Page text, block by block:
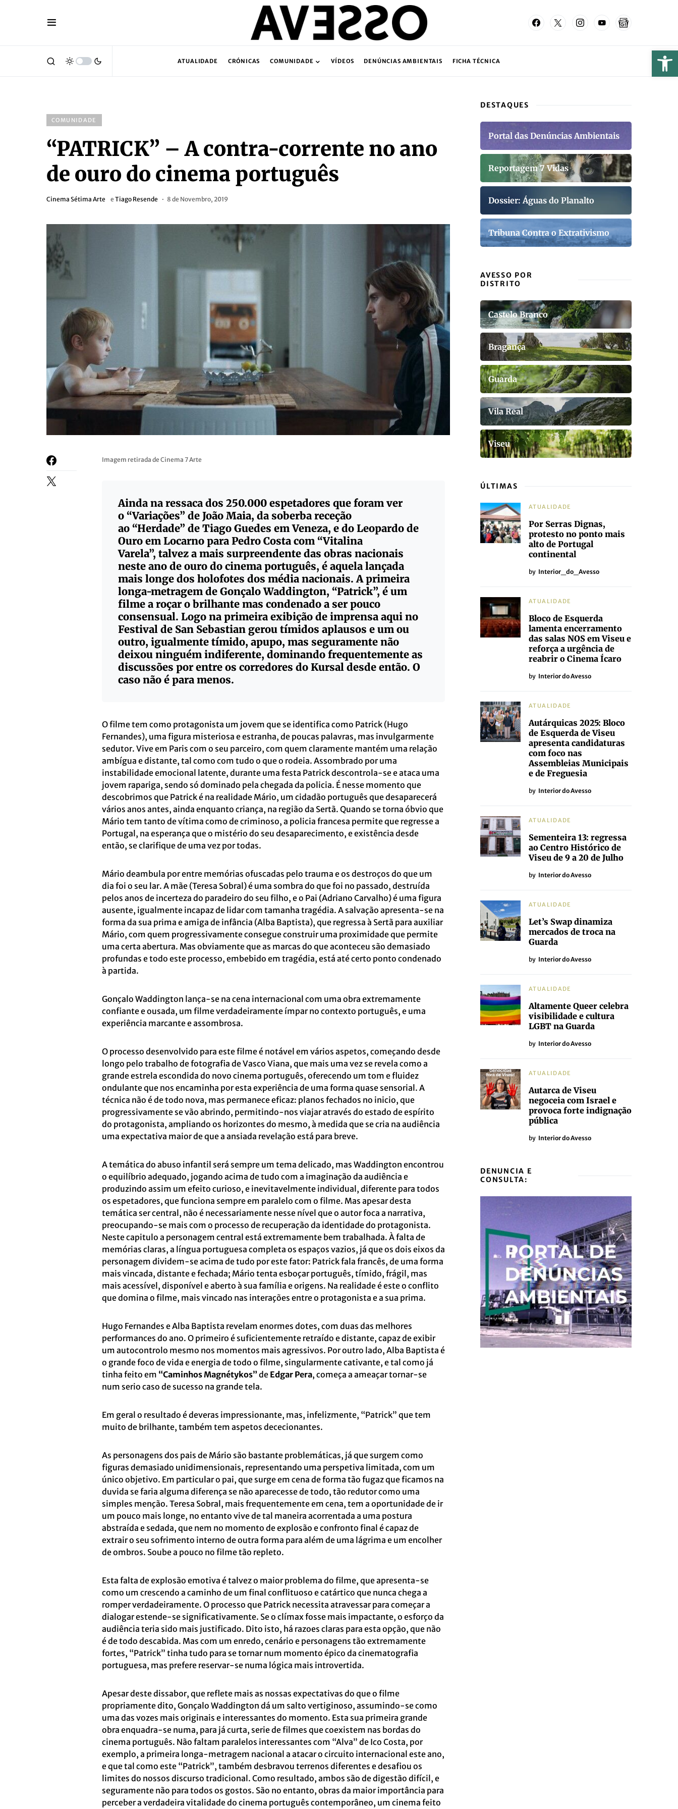
ATUALIDADE CRÓNICAS COMUNIDADE VÍDEOS DENÚNCIAS AMBIENTAIS FICHA TÉCNICA
COMUNIDADE
“PATRICK” – A contra-corrente no ano
de ouro do cinema português
Cinema Sétima Arte e Tiago Resende 8 de Novembro, 2019
Imagem retirada de Cinema 7 Arte
Ainda na ressaca dos 250.000 espetadores que foram ver
o “Variações” de João Maia, da soberba receção
ao “Herdade” de Tiago Guedes em Veneza, e do Leopardo de
Ouro em Locarno para Pedro Costa com “Vitalina
Varela”, talvez a mais surpreendente das obras nacionais
neste ano de ouro do cinema português, é aquela lançada
mais longe dos holofotes dos média nacionais. A primeira
longa-metragem de Gonçalo Waddington, “Patrick”, é um
filme a roçar o brilhante mas condenado a ser pouco
consensual. Logo na primeira exibição de imprensa aqui no
Festival de San Sebastian gerou tímidos aplausos e um ou
outro, igualmente tímido, apupo, mas seguramente não
deixou ninguém indiferente, dominando frequentemente as
discussões por entre os corredores do Kursal desde então. O
caso não é para menos.
O filme tem como protagonista um jovem que se identifica como Patrick (Hugo
Fernandes), uma figura misteriosa e estranha, de poucas palavras, mas invulgarmente
sedutor. Vive em Paris com o seu parceiro, com quem claramente mantém uma relação
ambígua e distante, tal como com tudo o que o rodeia. Assombrado por uma
instabilidade emocional latente, durante uma festa Patrick descontrola-se e ataca uma
jovem rapariga, sendo só dominado pela chegada da policia. É nesse momento que
descobrimos que Patrick é na realidade Mário, um cidadão português que desaparecerá
vários anos antes, ainda enquanto criança, na região da Sertã. Quando se torna óbvio que
Mário tem tanto de vítima como de criminoso, a policia francesa permite que regresse a
Portugal, na esperança que o mistério do seu desaparecimento, e existência desde
então, se clarifique de uma vez por todas.
Mário deambula por entre memórias ofuscadas pelo trauma e os destroços do que um
dia foi o seu lar. A mãe (Teresa Sobral) é uma sombra do que foi no passado, destruída
pelos anos de incerteza do paradeiro do seu filho, e o Pai (Adriano Carvalho) é uma figura
ausente, igualmente incapaz de lidar com tamanha tragédia. A salvação apresenta-se na
forma da sua prima e amiga de infância (Alba Baptista), que regressa à Sertã para auxiliar
Mário, com quem progressivamente consegue construir uma proximidade que permite
uma certa abertura. Mas obviamente que as marcas do que aconteceu são demasiado
profundas e todo este processo, embebido em tragédia, está até certo ponto condenado
à partida.
Gonçalo Waddington lança-se na cena internacional com uma obra extremamente
confiante e ousada, um filme verdadeiramente ímpar no contexto português, e uma
experiência marcante e assombrosa.
O processo desenvolvido para este filme é notável em vários aspetos, começando desde
longo pelo trabalho de fotografia de Vasco Viana, que mais uma vez se revela como a
grande estrela escondida do novo cinema português, oferecendo um tom e fluidez
ondulante que nos encaminha por esta experiência de uma forma quase sensorial. A
técnica não é de todo nova, mas permanece eficaz: planos fechados no inicio, que
progressivamente se vão abrindo, permitindo-nos viajar através do estado de espírito
do protagonista, ampliando os horizontes do mesmo, à medida que se cria na audiência
uma expectativa maior de que a ansiada revelação está para breve.
A temática do abuso infantil será sempre um tema delicado, mas Waddington encontrou
o equilíbrio adequado, jogando acima de tudo com a imaginação da audiência e
produzindo assim um efeito curioso, e inevitavelmente individual, diferente para todos
os espetadores, que funciona sempre em paralelo com o filme. Mas apesar desta
temática ser central, não é necessariamente nesse nível que o autor foca a narrativa,
preocupando-se mais com o processo de recuperação da identidade do protagonista.
Neste capitulo a personagem central está extremamente bem trabalhada. À falta de
memórias claras, a língua portuguesa completa os espaços vazios, já que os dois eixos da
personagem dividem-se acima de tudo por este fator: Patrick fala francês, de uma forma
mais vincada, distante e fechada; Mário tenta esboçar português, tímido, frágil, mas
mais acessível, disponível e aberto à sua família e origens. Na realidade é este o conflito
que domina o filme, mais vincado nas interações entre o protagonista e a sua prima.
Hugo Fernandes e Alba Baptista revelam enormes dotes, com duas das melhores
performances do ano. O primeiro é suficientemente retraído e distante, capaz de exibir
um autocontrolo mesmo nos momentos mais agressivos. Por outro lado, Alba Baptista é
o grande foco de vida e energia de todo o filme, singularmente cativante, e tal como já
tinha feito em “Caminhos Magnétykos” de Edgar Pera, começa a ameaçar tornar-se
num serio caso de sucesso na grande tela.
Em geral o resultado é deveras impressionante, mas, infelizmente, “Patrick” que tem
muito de brilhante, também tem aspetos dececionantes.
As personagens dos pais de Mário são bastante problemáticas, já que surgem como
figuras demasiado unidimensionais, representando uma perspetiva limitada, com um
único objetivo. Em particular o pai, que surge em cena de forma tão fugaz que ficamos na
duvida se faria alguma diferença se não aparecesse de todo, tão redutor como uma
simples menção. Teresa Sobral, mais frequentemente em cena, tem a oportunidade de ir
um pouco mais longe, no entanto vive de tal maneira acorrentada a uma postura
abstraída e sedada, que nem no momento de explosão e confronto final é capaz de
extrair o seu sofrimento interno de outra forma para além de uma lágrima e um encolher
de ombros. Soube a pouco no filme tão repleto.
Esta falta de explosão emotiva é talvez o maior problema do filme, que apresenta-se
como um crescendo a caminho de um final conflituoso e catártico que nunca chega a
romper verdadeiramente. O processo que Patrick necessita atravessar para começar a
dialogar estende-se significativamente. Se o clímax fosse mais impactante, o esforço da
audiência teria sido mais justificado. Dito isto, há razoes claras para esta opção, que não
é de todo descabida. Mas com um enredo, cenário e personagens tão extremamente
fortes, “Patrick” tinha tudo para se tornar num momento épico da cinematografia
portuguesa, mas prefere reservar-se numa lógica mais introvertida.
Apesar deste dissabor, que reflete mais as nossas expectativas do que o filme
propriamente dito, Gonçalo Waddington dá um salto vertiginoso, assumindo-se como
uma das vozes mais originais e interessantes do momento. Esta sua primeira grande
obra enquadra-se numa, para já curta, serie de filmes que coexistem nas bordas do
cinema português. Não faltam paralelos interessantes com “Alva” de Ico Costa, por
exemplo, a primeira longa-metragem nacional a atacar o circuito internacional este ano,
e que tal como este “Patrick”, também desbravou terrenos diferentes e desafiou os
limites do nossos discurso tradicional. Como resultado, ambos são de digestão difícil, e
seguramente não para todos os gostos. São no entanto, obras da maior importância para
perceber a verdadeira vitalidade do cinema português contemporâneo, um cinema feito
DESTAQUES
Portal das Denúncias Ambientais
Reportagem 7 Vidas
Dossier: Águas do Planalto
Tribuna Contra o Extrativismo
AVESSO POR
DISTRITO
Castelo Branco
Bragança
Guarda
Vila Real
Viseu
ÚLTIMAS
ATUALIDADE
Por Serras Dignas,
protesto no ponto mais
alto de Portugal
continental
by Interior_do_Avesso
ATUALIDADE
Bloco de Esquerda
lamenta encerramento
das salas NOS em Viseu e
reforça a urgência de
reabrir o Cinema Ícaro
by Interior do Avesso
ATUALIDADE
Autárquicas 2025: Bloco
de Esquerda de Viseu
apresenta candidaturas
com foco nas
Assembleias Municipais
e de Freguesia
by Interior do Avesso
ATUALIDADE
Sementeira 13: regressa
ao Centro Histórico de
Viseu de 9 a 20 de Julho
by Interior do Avesso
ATUALIDADE
Let’s Swap dinamiza
mercados de troca na
Guarda
by Interior do Avesso
ATUALIDADE
Altamente Queer celebra
visibilidade e cultura
LGBT na Guarda
by Interior do Avesso
ATUALIDADE
Autarca de Viseu
negoceia com Israel e
provoca forte indignação
pública
by Interior do Avesso
DENUNCIA E
CONSULTA: